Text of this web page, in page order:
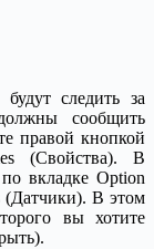
следить за
сообщить
правой кнопкой
(Свойства). В
вкладке Option
(Датчики). В этом
вы хотите